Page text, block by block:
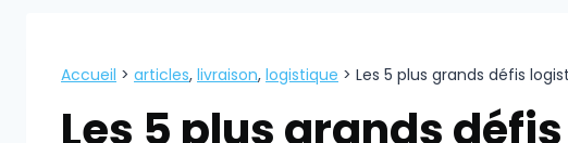
Accueil > articles, livraison, logistique > Les 5 plus grands défis
Les 5 plus grands